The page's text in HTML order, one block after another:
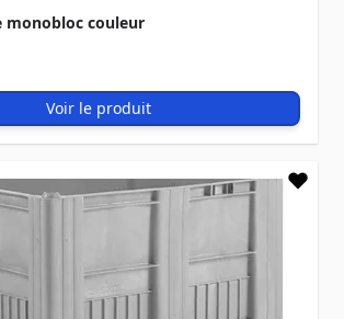
monobloc couleur
Voir le produit